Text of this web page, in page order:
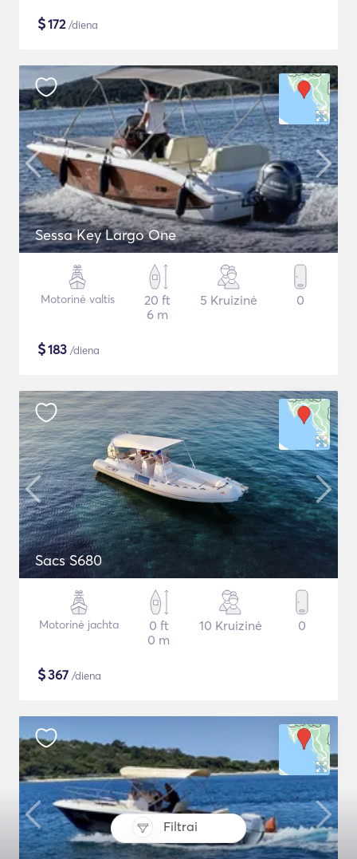
Filtrai
$172/diena
Sessa Key Largo One
Motorinė valtis
20 ft
6 m
5 Kruizinė 0
$183 /diena
Sacs S680
Motorinė jachta
0 ft
0 m
10 Kruizinė 0
$367 /diena